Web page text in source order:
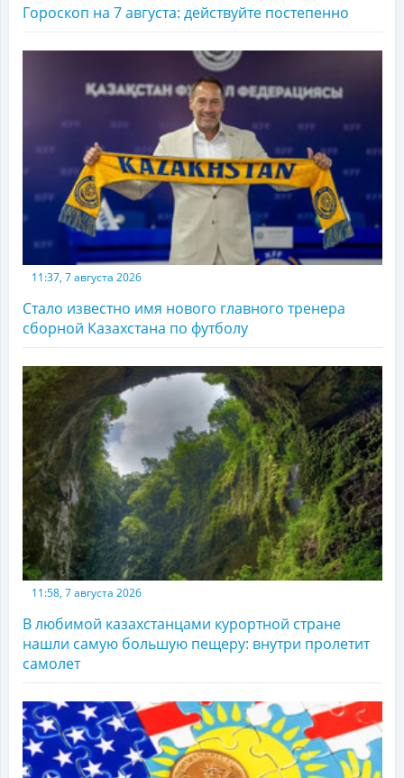
Гороскоп на 7 августа: действуйте постепенно
11:37, 7 августа 2026
Стало известно имя нового главного тренера
сборной Казахстана по футболу
11:58, 7 августа 2026
В любимой казахстанцами курортной стране
нашли самую большую пещеру: внутри пролетит
самолет